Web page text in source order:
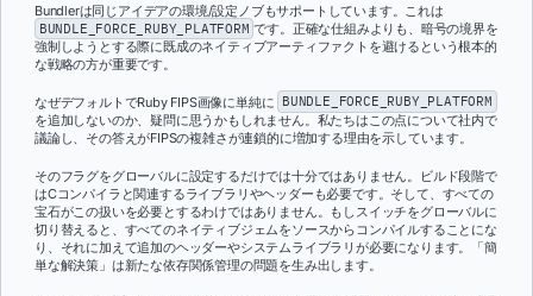
Bundlerは同じアイデアの環境/設定ノブもサポートしています。これは
BUNDLE_FORCE_RUBY_PLATFORM です。正確な仕組みよりも、暗号の境界を
強制しようとする際に既成のネイティブアーティファクトを避けるという根本的
な戦略の方が重要です。
なぜデフォルトでRuby FIPS画像に単純に BUNDLE_FORCE_RUBY_PLATFORM
を追加しないのか、疑問に思うかもしれません。私たちはこの点について社内で
議論し、その答えがFIPSの複雑さが連鎖的に増加する理由を示しています。
そのフラグをグローバルに設定するだけでは十分ではありません。ビルド段階で
はCコンパイラと関連するライブラリやヘッダーも必要です。そして、すべての
宝石がこの扱いを必要とするわけではありません。もしスイッチをグローバルに
切り替えると、すべてのネイティブジェムをソースからコンパイルすることにな
り、それに加えて追加のヘッダーやシステムライブラリが必要になります。「簡
単な解決策」は新たな依存関係管理の問題を生み出します。